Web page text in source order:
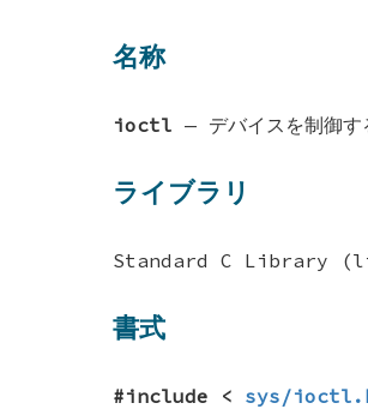
名称
ioctl — デバイスを制御す
ライブラリ
Standard C Library
書式
#include < sys/